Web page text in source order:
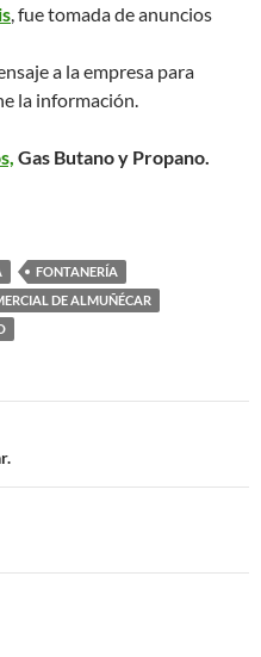
, fue tomada de anuncios
a la empresa para
la información.
Gas Butano y Propano.
FONTANERÍA
DE ALMUÑÉCAR